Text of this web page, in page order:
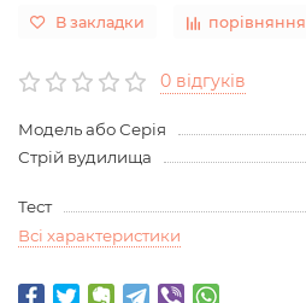
В закладки порівняння
0 відгуків
Модель або Серія
Стрій вудилища
Тест
Всі характеристики